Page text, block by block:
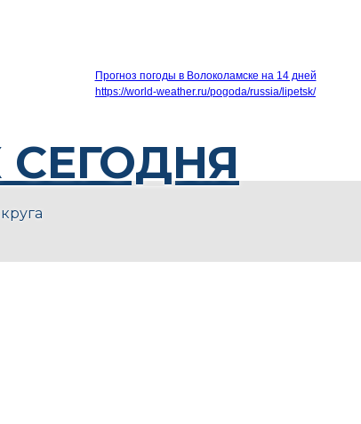
Прогноз погоды в Волоколамске на 14 дней
https://world-weather.ru/pogoda/russia/lipetsk/